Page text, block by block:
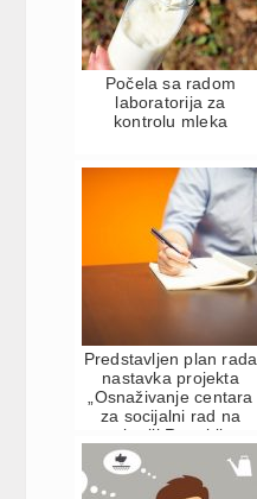
Počela sa radom
laboratorija za
kontrolu mleka
Predstavljen plan rada
nastavka projekta
„Osnaživanje centara
za socijalni rad na
teritoriji Republi...